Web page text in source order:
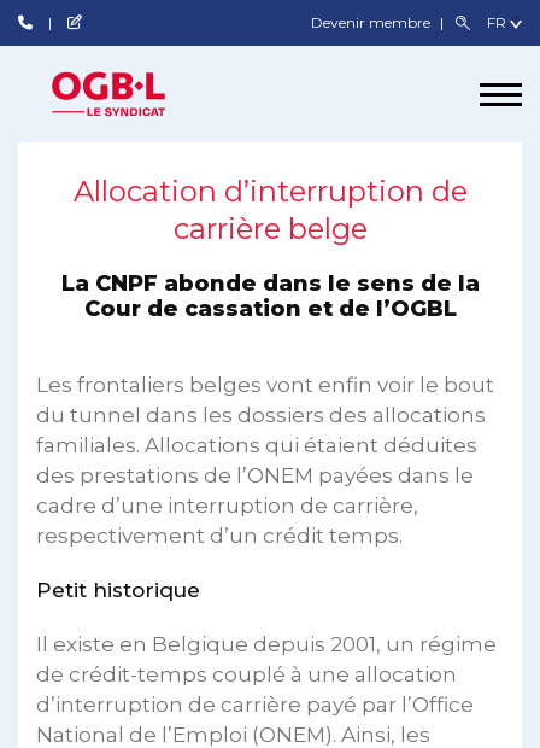
Devenir membre
Allocation d’interruption de
carrière belge
La CNPF abonde dans le sens de la
Cour de cassation et de l’OGBL
Les frontaliers belges vont enfin voir le bout
du tunnel dans les dossiers des allocations
familiales. Allocations qui étaient déduites
des prestations de l’ONEM payées dans le
cadre d’une interruption de carrière,
respectivement d’un crédit temps.
Petit historique
Il existe en Belgique depuis 2001, un régime
de crédit-temps couplé à une allocation
d’interruption de carrière payé par l’Office
National de l’Emploi (ONEM). Ainsi, les